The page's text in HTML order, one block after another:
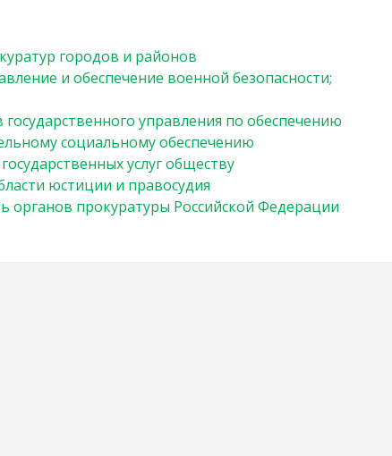
городов и районов
и обеспечение военной безопасности;
управления по обеспечению
социальному обеспечению
услуг обществу
юстиции и правосудия
органов прокуратуры Российской Федерации